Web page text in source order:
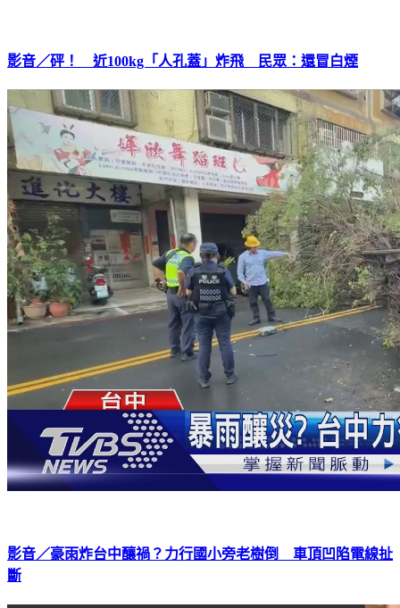
影音／砰！ 近100kg「人孔蓋」炸飛 民眾：還冒白煙
影音／豪雨炸台中釀禍？力行國小旁老樹倒 車頂凹陷電線扯
斷